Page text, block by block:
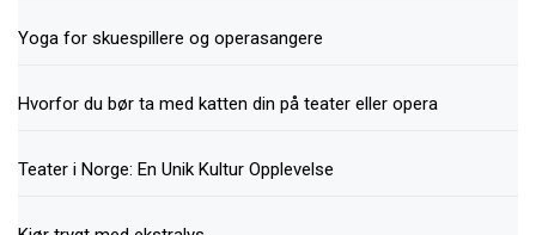
Yoga for skuespillere og operasangere
Hvorfor du bør ta med katten din på teater eller opera
Teater i Norge: En Unik Kultur Opplevelse